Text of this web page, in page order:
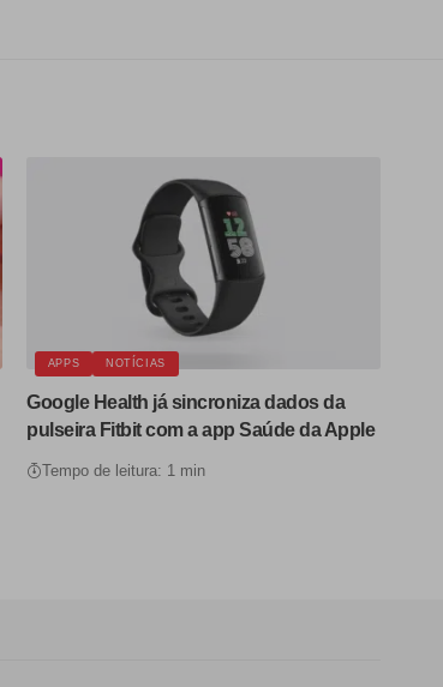
APPS NOTÍCIAS
Google Health já sincroniza dados da
pulseira Fitbit com a app Saúde da Apple
Tempo de leitura: 1 min